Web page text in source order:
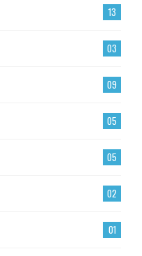
13
03
09
05
05
02
01